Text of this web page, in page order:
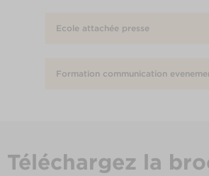
Ecole attachée presse
Formation communication
Téléchargez la